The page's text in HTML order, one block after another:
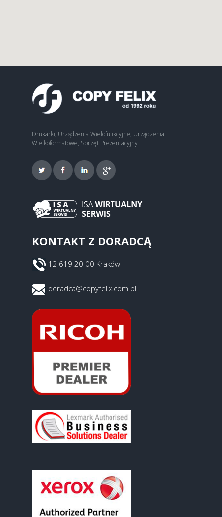
Drukarki, Urządzenia Wielofunkcyjne, Urządzenia
Wielkoformatowe, Sprzęt Prezentacyjny
KONTAKT Z DORADCĄ
12 619 20 00 Kraków
doradca@copyfelix.com.pl